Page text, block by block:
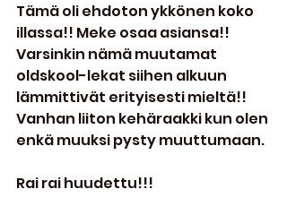
Tämä oli ehdoton ykkönen koko
illassa!! Meke osaa asiansa!!
Varsinkin nämä muutamat
oldskool-lekat siihen alkuun
lämmittivät erityisesti mieltä!!
Vanhan liiton kehäraakki kun olen
enkä muuksi pysty muuttumaan.
Rai rai huudettu!!!